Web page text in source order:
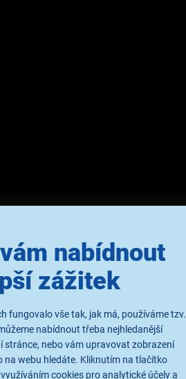
nabídnout
zážitek
fungovalo vše tak, jak má, používáme tzv.
nabídnout třeba nejhledanější
stránce, nebo vám upravovat zobrazení
na webu hledáte. Kliknutím na tlačítko
cookies pro analytické účely a